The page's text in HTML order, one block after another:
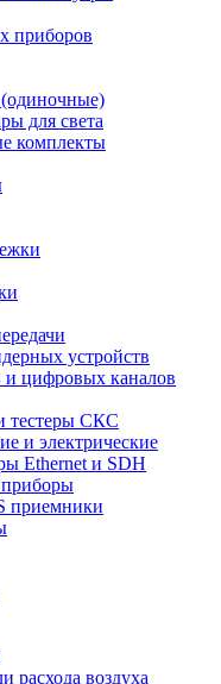
приборов
для света
комплекты
устройств
и цифровых каналов
тестеры СКС
и электрические
Ethernet и SDH
приборы
приемники
расхода воздуха